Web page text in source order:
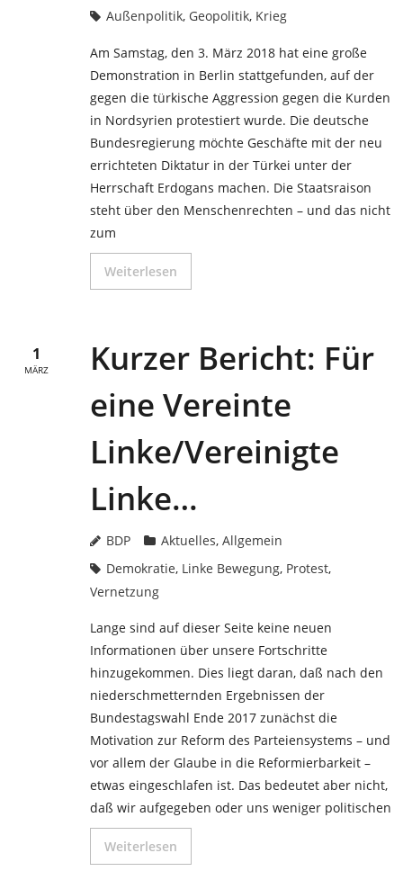
Außenpolitik, Geopolitik, Krieg
Am Samstag, den 3. März 2018 hat eine große
Demonstration in Berlin stattgefunden, auf der
gegen die türkische Aggression gegen die Kurden
in Nordsyrien protestiert wurde. Die deutsche
Bundesregierung möchte Geschäfte mit der neu
errichteten Diktatur in der Türkei unter der
Herrschaft Erdogans machen. Die Staatsraison
steht über den Menschenrechten – und das nicht
zum
Weiterlesen
Kurzer Bericht: Für
eine Vereinte
Linke/Vereinigte
Linke…
1
MÄRZ
BDP Aktuelles, Allgemein
Demokratie, Linke Bewegung, Protest,
Vernetzung
Lange sind auf dieser Seite keine neuen
Informationen über unsere Fortschritte
hinzugekommen. Dies liegt daran, daß nach den
niederschmetternden Ergebnissen der
Bundestagswahl Ende 2017 zunächst die
Motivation zur Reform des Parteiensystems – und
vor allem der Glaube in die Reformierbarkeit –
etwas eingeschlafen ist. Das bedeutet aber nicht,
daß wir aufgegeben oder uns weniger politischen
Weiterlesen